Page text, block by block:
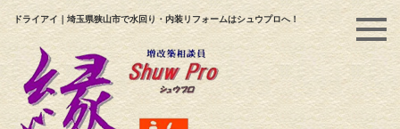
ドライアイ｜埼玉県狭山市で水回り・内装リフォームはシュウプロへ！